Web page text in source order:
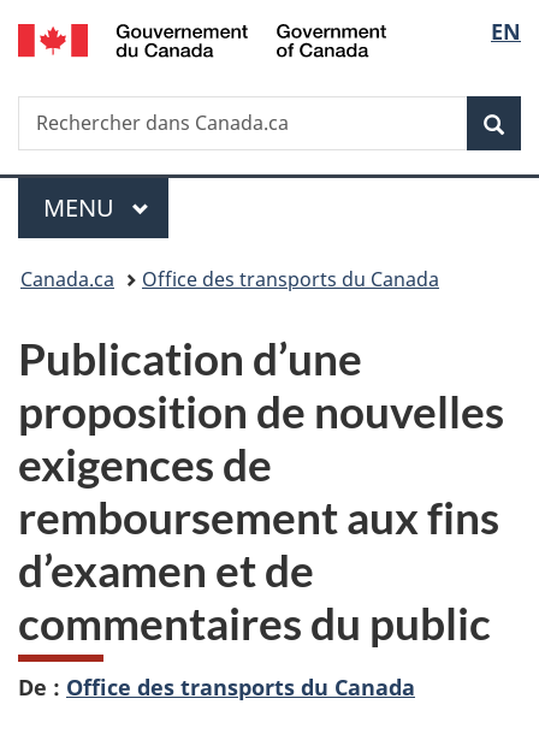
Passer
au
principal
Passer
à
Au
du
Passer
à
version
simplifiée
de
la
EN
Recherche
Rechercher
dans
Menu
MENU PRINCIPAL
Vous
ici :
Canada.ca Office des transports du Canada
Publication d’une
proposition de nouvelles
exigences de
remboursement aux fins
d’examen et de
commentaires du public
De : Office des transports du Canada